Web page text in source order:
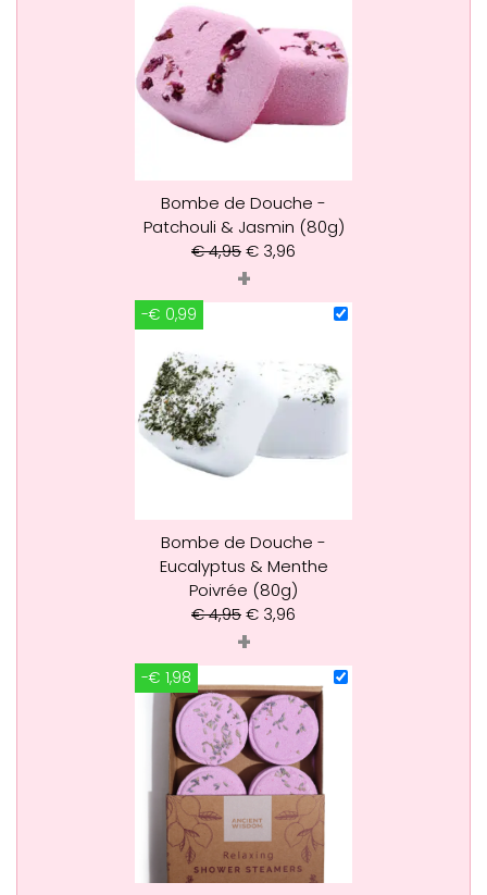
Bombe de Douche -
Patchouli & Jasmin (80g)
€4,95€ 3,96
+
-€ 0,99
Bombe de Douche -
Eucalyptus & Menthe
Poivrée (80g)
€4,95€ 3,96
+
-€ 1,98